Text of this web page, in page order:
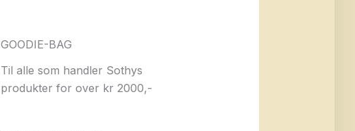
GOODIE-BAG
Til alle som handler Sothys
produkter for over kr 2000,-